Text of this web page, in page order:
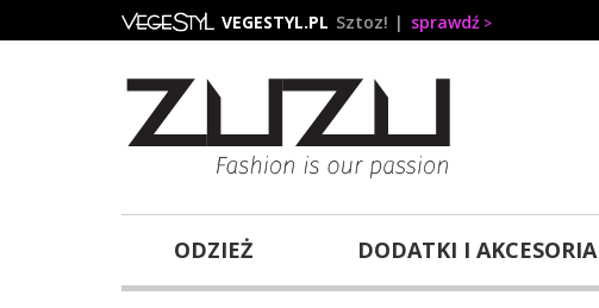
do
VEGESTYL.PL Sztoz! sprawdź
ODZIEŻ DODATKI I AKCESORIA